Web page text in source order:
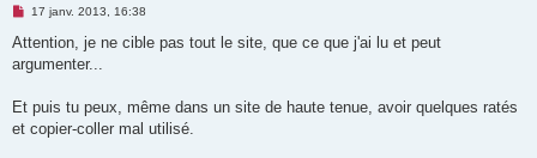
M
s
a
n
o
17 janv. 2013, 16:38
Attention, je ne cible pas tout le site, que ce que j'ai lu et peut
argumenter...
Et puis tu peux, même dans un site de haute tenue, avoir quelques ratés
et copier-coller mal utilisé.